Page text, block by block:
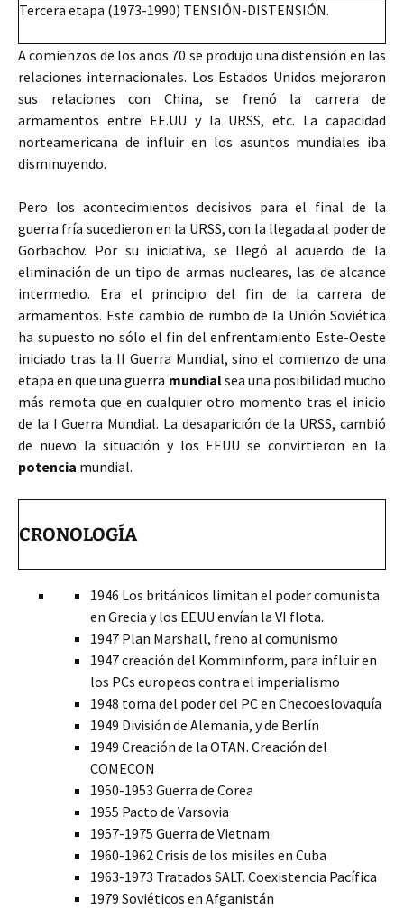
Tercera etapa (1973-1990) TENSIÓN-DISTENSIÓN.
A comienzos de los años 70 se produjo una distensión en las
relaciones internacionales. Los Estados Unidos mejoraron
sus relaciones con China, se frenó la carrera de
armamentos entre EE.UU y la URSS, etc. La capacidad
norteamericana de influir en los asuntos mundiales iba
disminuyendo.
Pero los acontecimientos decisivos para el final de la
guerra fría sucedieron en la URSS, con la llegada al poder de
Gorbachov. Por su iniciativa, se llegó al acuerdo de la
eliminación de un tipo de armas nucleares, las de alcance
intermedio. Era el principio del fin de la carrera de
armamentos. Este cambio de rumbo de la Unión Soviética
ha supuesto no sólo el fin del enfrentamiento Este-Oeste
iniciado tras la II Guerra Mundial, sino el comienzo de una
etapa en que una guerra mundialsea una posibilidad mucho
más remota que en cualquier otro momento tras el inicio
de la I Guerra Mundial. La desaparición de la URSS, cambió
de nuevo la situación y los EEUU se convirtieron en la
potencia mundial.
CRONOLOGÍA
1946 Los británicos limitan el poder comunista
en Grecia y los EEUU envían la VI flota.
1947 Plan Marshall, freno al comunismo
1947 creación del Komminform, para influir en
los PCs europeos contra el imperialismo
1948 toma del poder del PC en Checoeslovaquía
1949 División de Alemania, y de Berlín
1949 Creación de la OTAN. Creación del
COMECON
1950-1953 Guerra de Corea
1955 Pacto de Varsovia
1957-1975 Guerra de Vietnam
1960-1962 Crisis de los misiles en Cuba
1963-1973 Tratados SALT. Coexistencia Pacífica
1979 Soviéticos en Afganistán